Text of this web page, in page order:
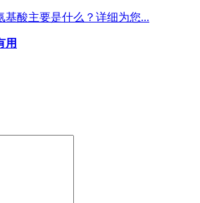
基酸主要是什么？详细为您...
用